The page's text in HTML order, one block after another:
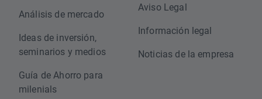
Análisis de mercado
Ideas de inversión,
seminarios y medios
Guía de Ahorro para
milenials
Aviso Legal
Información legal
Noticias de la empresa